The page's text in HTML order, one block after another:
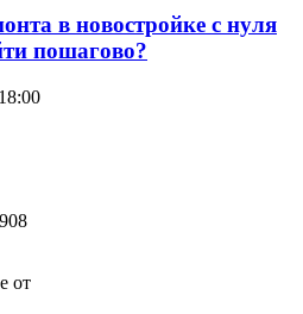
в новостройке с нуля
пошагово?
от